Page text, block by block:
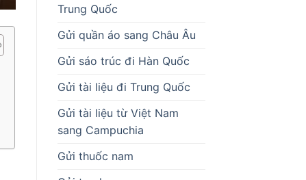
Trung Quốc
Gửi quần áo sang Châu Âu
Gửi sáo trúc đi Hàn Quốc
Gửi tài liệu đi Trung Quốc
Gửi tài liệu từ Việt Nam
sang Campuchia
Gửi thuốc nam